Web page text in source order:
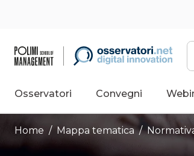
Osservatori Convegni
Home / Mappa tematica /